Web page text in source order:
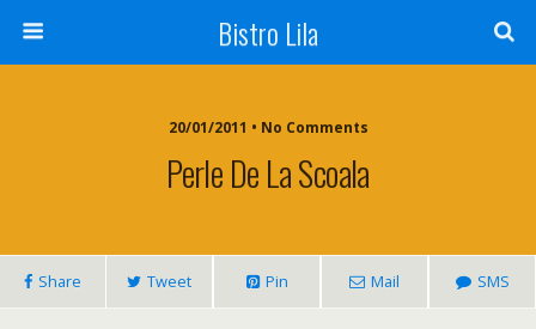
Bistro Lila
20/01/2011 • No Comments
Perle De La Scoala
Share Tweet Pin Mail SMS